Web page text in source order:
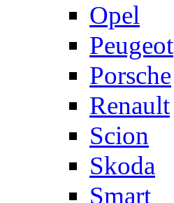
Opel
Peugeot
Porsche
Renault
Scion
Skoda
Smart